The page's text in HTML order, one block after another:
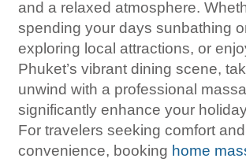
and a relaxed atmosphere.
spending your days sunbathing
exploring local attractions, or
Phuket’s vibrant dining scene,
unwind with a professional
significantly enhance your
For travelers seeking comfort and
convenience, booking home